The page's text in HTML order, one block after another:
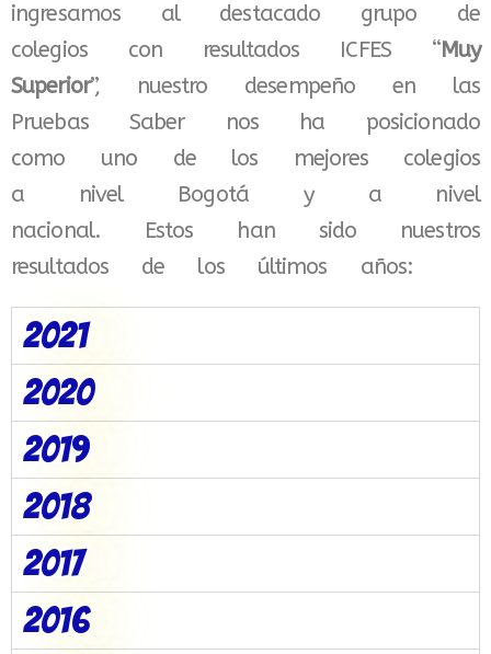
ingresamos al destacado grupo de
colegios con resultados ICFES “Muy
Superior”, nuestro desempeño en las
Pruebas Saber nos ha posicionado
como uno de los mejores colegios
a nivel Bogotá y a nivel
nacional. Estos han sido nuestros
resultados de los últimos años:
2021
2020
2019
2018
2017
2016